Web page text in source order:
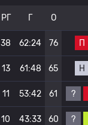
РГ Г О
38 62:24 76 П
13 61:48 65 Н
11 53:42 61 ?
10 43:33 60 ?